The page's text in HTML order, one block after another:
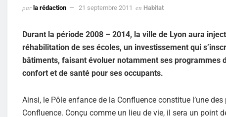
par la rédaction 21 septembre 2011 en Habitat
Durant la période 2008 – 2014, la ville de Lyon aura
réhabilitation de ses écoles, un investissement qui
bâtiments, faisant évoluer notamment ses programmes
confort et de santé pour ses occupants.
Ainsi, le Pôle enfance de la Confluence constitue l’une
Confluence. Conçu comme un lieu de vie, il sera un point